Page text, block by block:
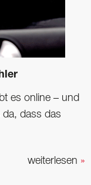
es online – und
da, dass das
weiterlesen »